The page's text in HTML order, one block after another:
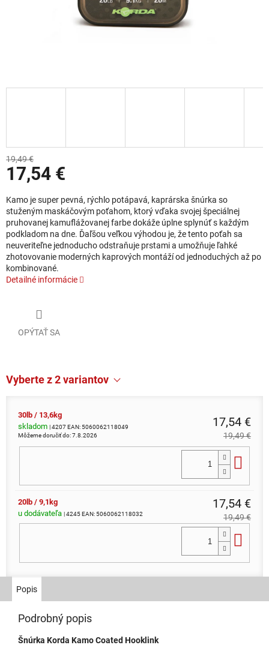
19,49 €
17,54 €
Jednotková cena:
Kamo je super pevná, rýchlo potápavá, kaprárska šnúrka so
stuženým maskáčovým poťahom, ktorý vďaka svojej špeciálnej
pruhovanej kamuflážovanej farbe dokáže úplne splynúť s každým
podkladom na dne. Ďaľšou veľkou výhodou je, že tento poťah sa
neuveriteľne jednoducho odstraňuje prstami a umožňuje ľahké
zhotovovanie moderných kaprových montáží od jednoduchých až po
kombinované.
Detailné informácie
OPÝTAŤ SA
Vyberte z 2 variantov
30lb / 13,6kg
skladom | 4207EAN:5060062118049
Môžeme doručiť do:7.8.2026
17,54 €
19,49 €
20lb / 9,1kg
u dodávateľa | 4245EAN:5060062118032
17,54 €
19,49 €
Popis
Podrobný popis
Šnúrka Korda Kamo Coated Hooklink